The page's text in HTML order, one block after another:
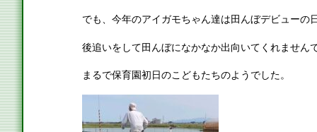
でも、今年のアイガモちゃん達は田んぼデビューの
後追いをして田んぼになかなか出向いてくれません
まるで保育園初日のこどもたちのようでした。